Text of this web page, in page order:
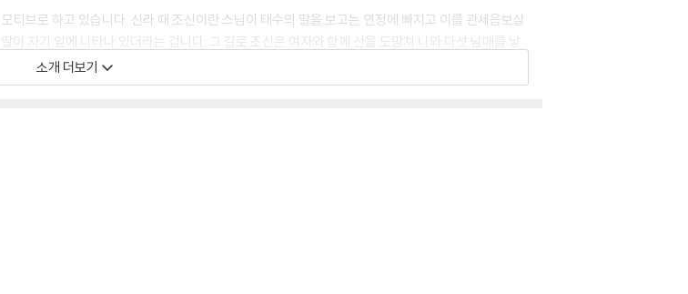
모티브로 하고 있습니다. 신라 때 조신이란 스님이 태수의 딸을 보고는 연정에 빠지고 이를 관세음보살
자기 앞에 나타나 있더라는 겁니다. 그 길로 조신은 여자와 함께 산을 도망쳐 나와 다섯 남매를 낳
조차 할 수 없을 정도로 어려워져 여자와 자식들과 뿔뿔이 헤어지려고 하는 순간, 꿈에서 깨어났다
세세하고 깊고, 설득력을 지닙니다. 자세한 사항은 이 책 『꿈』을 읽어보면 알게 될 것입니다.
틀림없습니다. 그러나, 또 다른 기록이나 행각을 통해서 보면 춘원은 기독교와도 밀접한 관련이
만합니다. 그러나, 여기서 그치는 게 아닙니다. 춘원은 동학과도 꽤 관련이 있습니다. 『거룩한 죽
소개 더보기